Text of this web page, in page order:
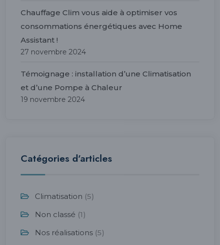
Chauffage Clim vous aide à optimiser vos
consommations énergétiques avec Home
Assistant !
27 novembre 2024
Témoignage : installation d’une Climatisation
et d’une Pompe à Chaleur
19 novembre 2024
Catégories d’articles
Climatisation (5)
Non classé (1)
Nos réalisations (5)